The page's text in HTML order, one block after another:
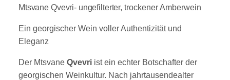
Mtsvane Qvevri- ungefilterter, trockener Amberwein
Ein georgischer Wein voller Authentizität und
Eleganz
Der Mtsvane Qvevri ist ein echter Botschafter der
georgischen Weinkultur. Nach jahrtausendealter